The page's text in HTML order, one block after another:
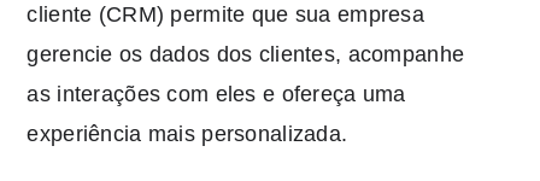
cliente (CRM) permite que sua empresa
gerencie os dados dos clientes, acompanhe
as interações com eles e ofereça uma
experiência mais personalizada.